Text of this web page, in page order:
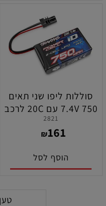
סוללות ליפו שני תאים
7.4V 750 עם 20C לרכב
טרקסס TRX-4M2821
₪161
הוסף לסל